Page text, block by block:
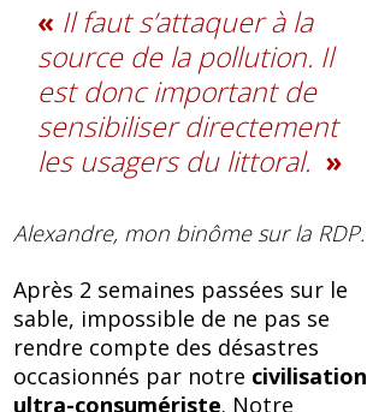
Il faut s’attaquer à la
source de la pollution. Il
est donc important de
sensibiliser directement
les usagers du littoral.
Alexandre, mon binôme sur la RDP.
Après 2 semaines passées sur le
sable, impossible de ne pas se
rendre compte des désastres
occasionnés par notre civilisation
ultra-consumériste. Notre